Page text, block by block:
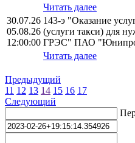
Читать далее
30.07.26
05.08.26
12:00:00
143-э "Оказание
(услуги такси) для
ГРЭС" ПАО
Читать далее
Предыдущий
11 12 13 14 15 16 17
Следующий